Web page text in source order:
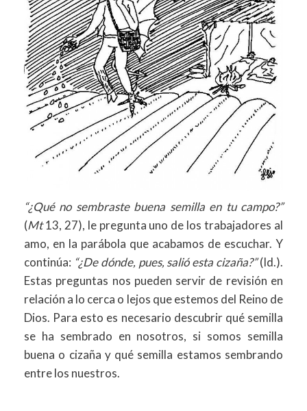
“¿Qué no sembraste buena semilla en tu campo?”
(Mt13, 27), le pregunta uno de los trabajadores al
amo, en la parábola que acabamos de escuchar. Y
continúa: “¿De dónde, pues, salió esta cizaña?”(Id.).
Estas preguntas nos pueden servir de revisión en
relación a lo cerca o lejos que estemos del Reino de
Dios. Para esto es necesario descubrir qué semilla
se ha sembrado en nosotros, si somos semilla
buena o cizaña y qué semilla estamos sembrando
entre los nuestros.